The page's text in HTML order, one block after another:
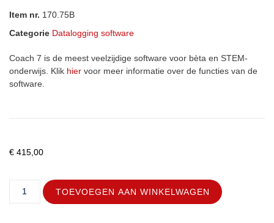
Item nr. 170.75B
Categorie Datalogging software
Coach 7 is de meest veelzijdige software voor bèta en STEM-
onderwijs. Klik hier voor meer informatie over de functies van de
software.
€ 415,00
TOEVOEGEN AAN WINKELWAGEN